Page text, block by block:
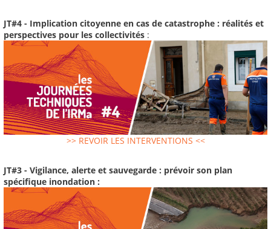
JT#4 - Implication citoyenne en cas de catastrophe : réalités et
perspectives pour les collectivités :
>> REVOIR LES INTERVENTIONS <<
JT#3 - Vigilance, alerte et sauvegarde : prévoir son plan
spécifique inondation :